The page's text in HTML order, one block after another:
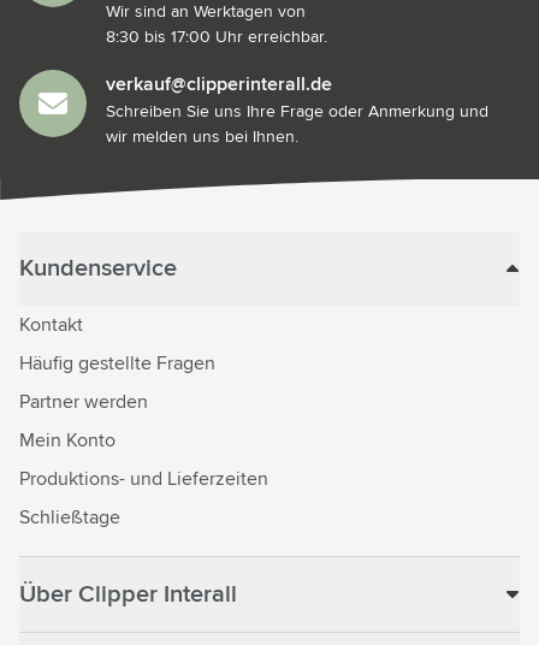
Wir sind an Werktagen von
8:30 bis 17:00 Uhr erreichbar.
verkauf@clipperinterall.de
Schreiben Sie uns Ihre Frage oder Anmerkung und
wir melden uns bei Ihnen.
Kundenservice
Kontakt
Häufig gestellte Fragen
Partner werden
Mein Konto
Produktions- und Lieferzeiten
Schließtage
Über Clipper Interall